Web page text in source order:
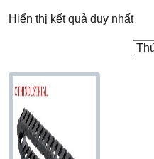
Hiển thị kết quả duy nhất